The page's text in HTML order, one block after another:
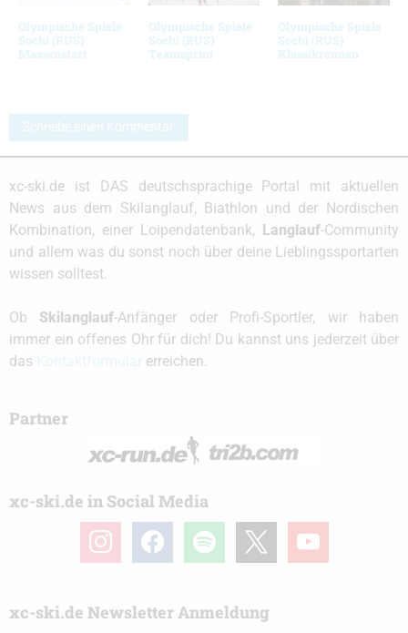
Olympische Spiele
Sochi (RUS)
Massenstart
Olympische Spiele
Sochi (RUS)
Teamsprint
Olympische Spiele
Sochi (RUS)
Klassikrennen
Schreibe einen Kommentar
xc-ski.de ist DAS deutschsprachige Portal mit aktuellen
News aus dem Skilanglauf, Biathlon und der Nordischen
Kombination, einer Loipendatenbank, Langlauf-Community
und allem was du sonst noch über deine Lieblingssportarten
wissen solltest.
Ob Skilanglauf-Anfänger oder Profi-Sportler, wir haben
immer ein offenes Ohr für dich! Du kannst uns jederzeit über
das
erreichen.
Partner
xc-ski.de in Social Media
instagramfacebook spotify youtube
xc-ski.de Newsletter Anmeldung